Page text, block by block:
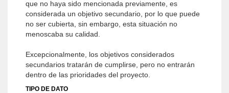
que no haya sido mencionada previamente, es
considerada un objetivo secundario, por lo que puede
no ser cubierta, sin embargo, esta situación no
menoscaba su calidad.
Excepcionalmente, los objetivos considerados
secundarios tratarán de cumplirse, pero no entrarán
dentro de las prioridades del proyecto.
TIPO DE DATO